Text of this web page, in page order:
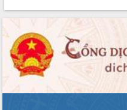
Ngành cá ngừ Đắk Lắk chủ động thích
ứng để giữ vững thị trường xuất khẩu
Diễn đàn Kinh tế tư nhân Việt Nam đột
phá cơ chế - Hợp tác công tư
Đề án 06 tạo bước ngoặt đột phá trong
cải cách hành chính tỉnh Đắk Lắk